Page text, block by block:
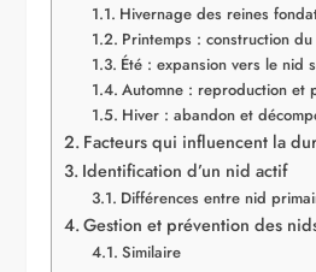
Hivernage des reines
Printemps : construction
Été : expansion vers le nid
Automne : reproduction et
Hiver : abandon et
Facteurs qui influencent la
Identification d’un nid actif
Différences entre nid
Gestion et prévention des
Similaire